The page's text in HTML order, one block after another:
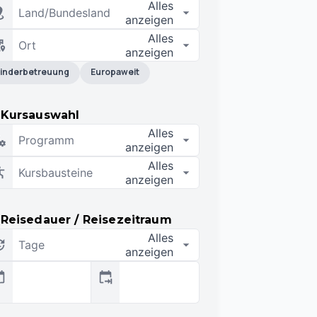
Land/Bundesland
Alles
anzeigen
Ort
Alles
anzeigen
Europaweit
Kursauswahl
Programm
Alles
anzeigen
Kursbausteine
Alles
anzeigen
Reisedauer / Reisezeitraum
Tage
Alles
anzeigen